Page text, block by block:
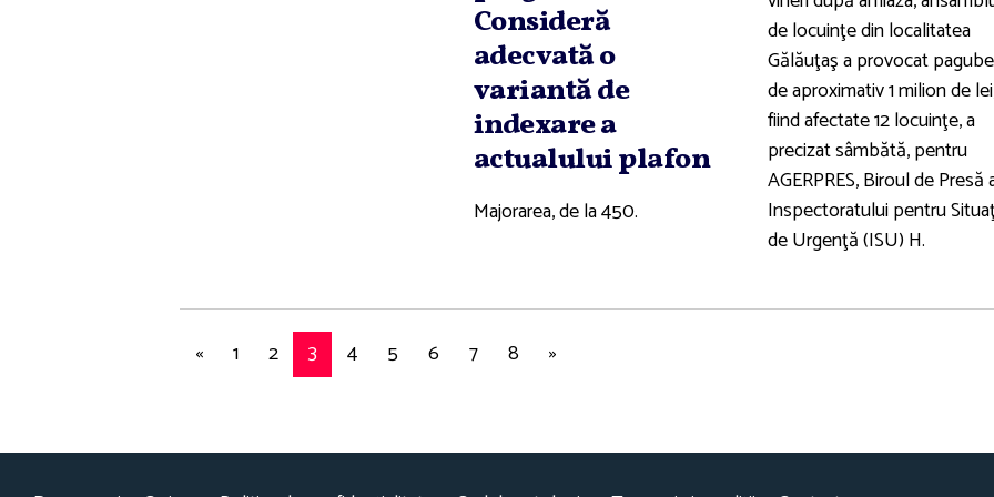
Consideră
adecvată o
variantă de
indexare a
actualului plafon
Majorarea, de la 450.
de locuinţe din localitatea
Gălăuţaş a provocat pagube
de aproximativ 1 milion de
fiind afectate 12 locuinţe, a
precizat sâmbătă, pentru
AGERPRES, Biroul de Presă
Inspectoratului pentru
de Urgenţă (ISU) H.
« 1 2 3 4 5 6 7 8 »